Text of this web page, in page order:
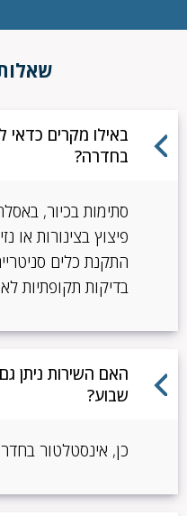
באילו מקרים כדאי
בחדרה?
סתימות בכיור,
פיצוץ בצינורות או
התקנת כלים
בדיקות תקופתיות
האם השירות ניתן
שבוע?
כן, אינסטלטור בחדרה זמין 24/7